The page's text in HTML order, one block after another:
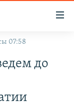
07:58
до